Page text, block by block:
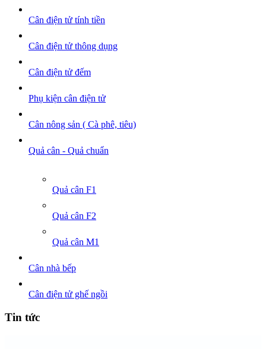
Cân điện tử tính tiền
Cân điện tử thông dụng
Cân điện tử đếm
Phụ kiện cân điện tử
Cân nông sản ( Cà phê, tiêu)
Quả cân - Quả chuẩn
Quả cân F1
Quả cân F2
Quả cân M1
Cân nhà bếp
Cân điện tử ghế ngồi
Tin tức